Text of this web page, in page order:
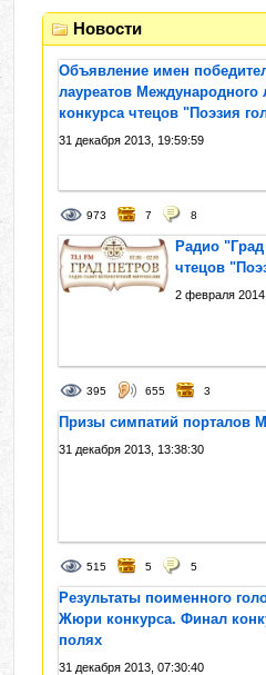
Новости
Объявление имен
лауреатов Международного
конкурса чтецов "Поэзия
31 декабря 2013, 19:59:59
973 7 8
Радио
чтецов
2 февраля
395 655 3
Призы симпатий порталов
31 декабря 2013, 13:38:30
515 5 5
Результаты поименного
Жюри конкурса. Финал
полях
31 декабря 2013, 07:30:40